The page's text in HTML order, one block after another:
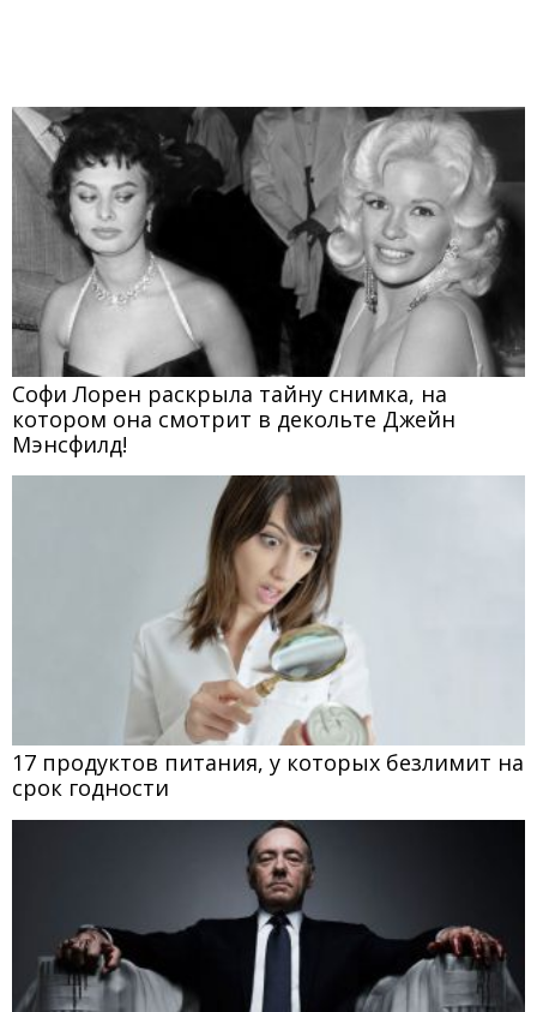
Софи Лорен раскрыла тайну снимка, на
котором она смотрит в декольте Джейн
Мэнсфилд!
17 продуктов питания, у которых безлимит на
срок годности